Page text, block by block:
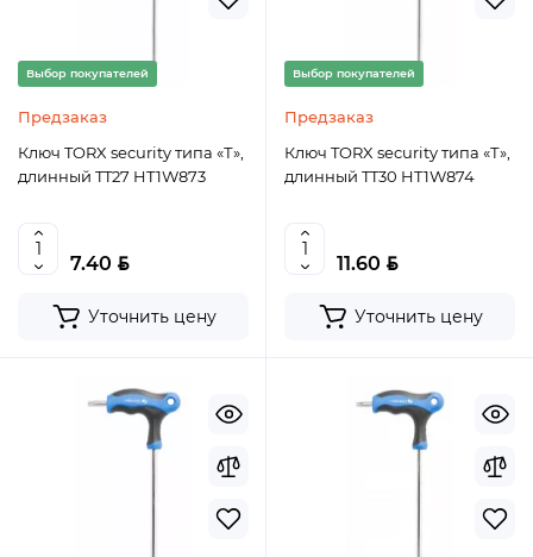
Выбор покупателей
Предзаказ
Ключ TORX security типа «Т»,
длинный TT27 HT1W873
7.40 BYN
Уточнить цену
Выбор покупателей
Предзаказ
Ключ TORX security типа «Т»,
длинный TT30 HT1W874
11.60 BYN
Уточнить цену